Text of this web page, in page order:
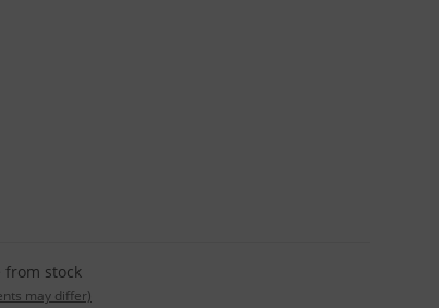
from stock
may differ)